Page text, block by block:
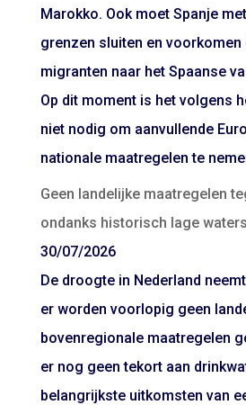
Marokko. Ook moet Spanje
grenzen sluiten en voorkomen
migranten naar het Spaanse
Op dit moment is het volgens
niet nodig om aanvullende
nationale maatregelen te
Geen landelijke maatregelen
ondanks historisch lage
30/07/2026
De droogte in Nederland
er worden voorlopig geen
bovenregionale maatregelen
er nog geen tekort aan
belangrijkste uitkomsten van